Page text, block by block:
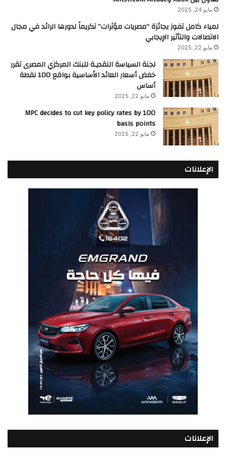
مايو 24, 2025
لمياء كامل تفوز بجائزة “مصريات مؤثرات” تكريماً لدورها الرائد في مجال
الاتصالات والتأثير الإيجابي
مايو 22, 2025
لجنة السياسة النقديـة للبنك المركزي المصرى تقرر
خفض أسعار العائد الأساسية بواقع 100 نقطة
أساس
مايو 22, 2025
MPC decides to cut key policy rates by 100
basis points
مايو 22, 2025
الإعلانات
الإعلانات